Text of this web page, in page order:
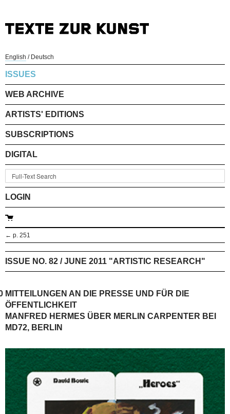
English / Deutsch
ISSUES
WEB ARCHIVE
ARTISTS' EDITIONS
SUBSCRIPTIONS
DIGITAL
LOGIN
← p. 251
ISSUE NO. 82 / JUNE 2011 "ARTISTIC RESEARCH"
MITTEILUNGEN AN DIE PRESSE UND FÜR DIE
ÖFFENTLICHKEIT
MANFRED HERMES ÜBER MERLIN CARPENTER BEI
MD72, BERLIN